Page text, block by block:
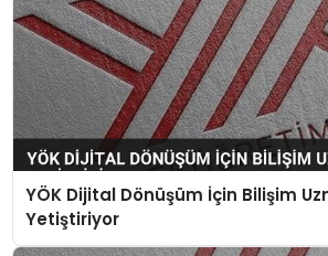
YÖK Dijital Dönüşüm İçin Bilişim
Yetiştiriyor